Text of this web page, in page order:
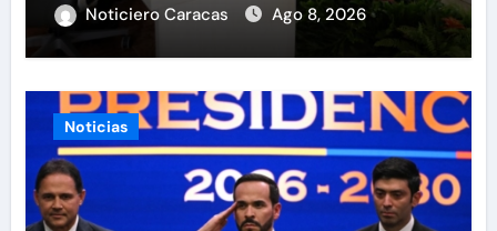
Noticiero Caracas Ago 8, 2026
Noticias